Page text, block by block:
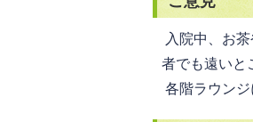
入院中、お
者でも遠いと
各階ラウンジ